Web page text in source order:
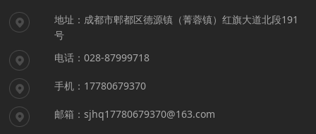
地址：成都市郫都区德源镇（菁蓉镇）红旗大道北段191
号
电话：028-87999718
手机：17780679370
邮箱：sjhq17780679370@163.com